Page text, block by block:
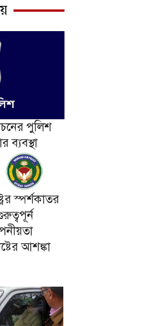
পুলিশ
ব্যবস্থা
স্পর্শকাতর
আশঙ্কা